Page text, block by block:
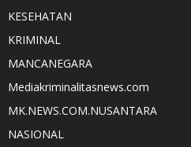
KESEHATAN
KRIMINAL
MANCANEGARA
Mediakriminalitasnews.com
MK.NEWS.COM.NUSANTARA
NASIONAL